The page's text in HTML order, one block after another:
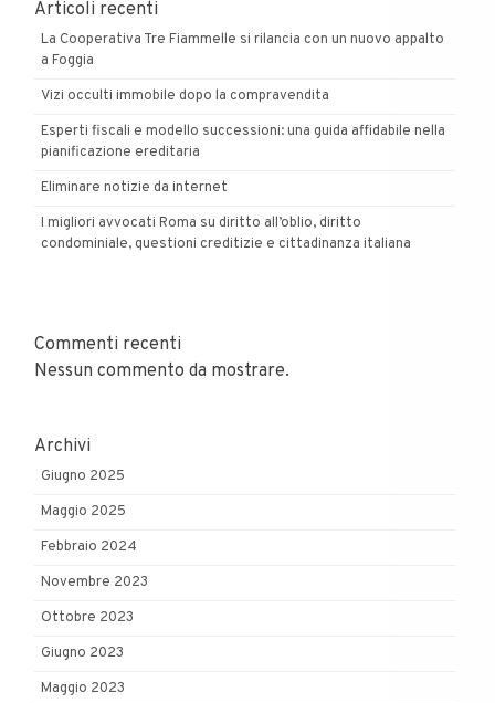
Articoli recenti
La Cooperativa Tre Fiammelle si rilancia con un nuovo appalto
a Foggia
Vizi occulti immobile dopo la compravendita
Esperti fiscali e modello successioni: una guida affidabile nella
pianificazione ereditaria
Eliminare notizie da internet
I migliori avvocati Roma su diritto all’oblio, diritto
condominiale, questioni creditizie e cittadinanza italiana
Commenti recenti
Nessun commento da mostrare.
Archivi
Giugno 2025
Maggio 2025
Febbraio 2024
Novembre 2023
Ottobre 2023
Giugno 2023
Maggio 2023